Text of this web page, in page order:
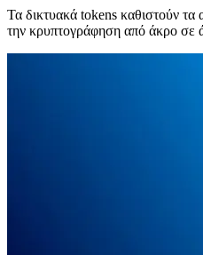
Τα δικτυακά tokens καθιστούν
την κρυπτογράφηση από άκρο σε